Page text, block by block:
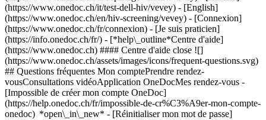
(https://www.onedoc.ch/it/test-dell-hiv/vevey) - [English]
(https://www.onedoc.ch/en/hiv-screening/vevey) - [Connexion]
(https://www.onedoc.ch/fr/connexion) - [Je suis praticien]
(https://info.onedoc.ch/fr/) - [*help\_outline*Centre d'aide]
(https://www.onedoc.ch) #### Centre d'aide close ![]
(https://www.onedoc.ch/assets/images/icons/frequent-questions.svg)
## Questions fréquentes Mon comptePrendre rendez-
vousConsultations vidéoApplication OneDocMes rendez-vous -
[Impossible de créer mon compte OneDoc]
(https://help.onedoc.ch/fr/impossible-de-cr%C3%A9er-mon-compte-
onedoc) *open\_in\_new* - [Réinitialiser mon mot de passe]